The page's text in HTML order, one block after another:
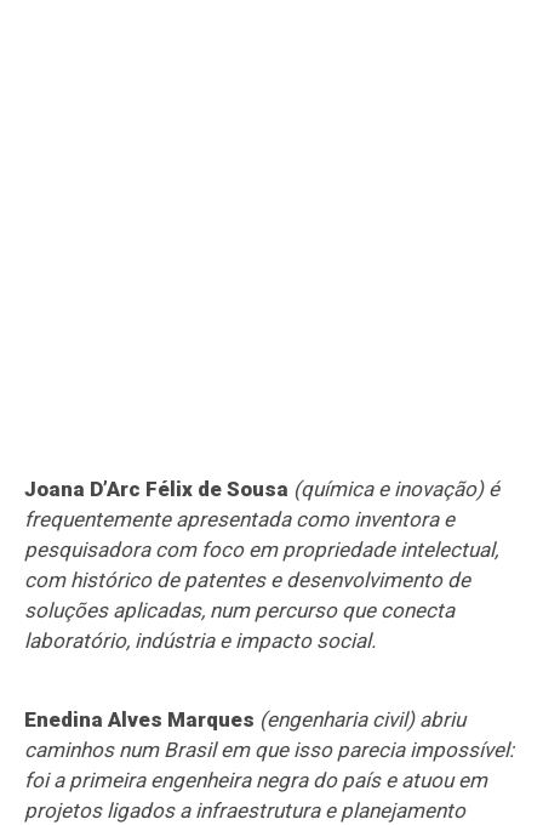
Joana D’Arc Félix de Sousa (química e inovação) é
frequentemente apresentada como inventora e
pesquisadora com foco em propriedade intelectual,
com histórico de patentes e desenvolvimento de
soluções aplicadas, num percurso que conecta
laboratório, indústria e impacto social.
Enedina Alves Marques (engenharia civil) abriu
caminhos num Brasil em que isso parecia impossível:
foi a primeira engenheira negra do país e atuou em
projetos ligados a infraestrutura e planejamento